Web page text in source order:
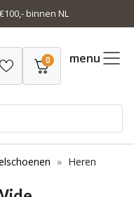
binnen NL
0 menu
» Heren